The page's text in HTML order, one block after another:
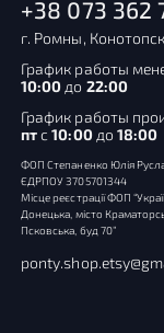
+38 073 362
г. Ромны,
График работы
10:00 до 22:00
График работы
птс10:00до 18:00
ФОП Степаненко Юлія
ЄДРПОУ 3705701344
Місце реєстрації ФОП
Донецька, місто
Псковська, буд 70”